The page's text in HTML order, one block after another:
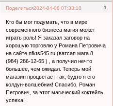
Поделиться 1
2024-04-08 07:33:10
Кто бы мог подумать, что в мире
современного бизнеса магия может
играть роль! Я заказал заговор на
хорошую торговлю у Романа Петровича
на сайте nfkts545.ru (ватсап мага 8
(984) 286-12-65 ) , а получил нечто
большее, чем ожидал. Теперь мой
магазин процветает так, будто я его
колдун-волшебник! Спасибо, Роман
Петрович, за этот магический коктейль
успеха! .